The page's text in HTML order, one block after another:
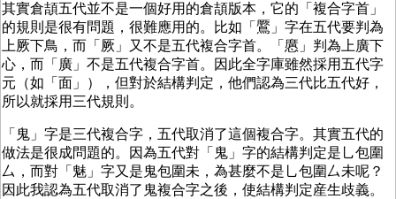
其實倉頡五代並不是一個好用的倉頡版本，它的「複合字首」
的規則是很有問題，很難應用的。比如「鷢」字在五代要判為
上厥下鳥，而「厥」又不是五代複合字首。「懬」判為上廣下
心，而「廣」不是五代複合字首。因此全字庫雖然採用五代字
元（如「面」），但對於結構判定，他們認為三代比五代好，
所以就採用三代規則。
「鬼」字是三代複合字，五代取消了這個複合字。其實五代的
做法是很成問題的。因為五代對「鬼」字的結構判定是㇟包圍
厶，而對「魅」字又是鬼包圍未，為甚麼不是㇟包圍厶未呢？
因此我認為五代取消了鬼複合字之後，使結構判定産生歧義。